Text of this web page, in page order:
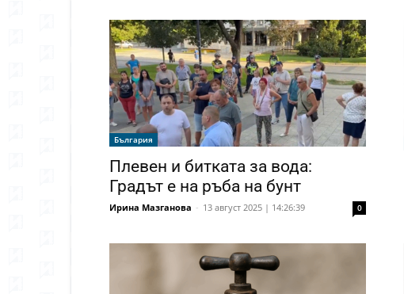
България
Плевен и битката за вода:
Градът е на ръба на бунт
Ирина Мазганова - 13 август 2025 | 14:26:39 0